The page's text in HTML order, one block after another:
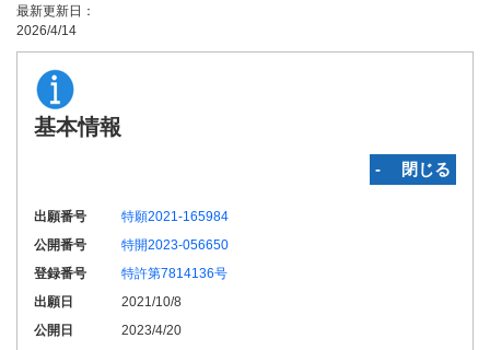
最新更新日：
2026/4/14
基本情報
‐ 閉じる
出願番号
特願2021-165984
公開番号
特開2023-056650
登録番号
特許第7814136号
出願日
2021/10/8
公開日
2023/4/20